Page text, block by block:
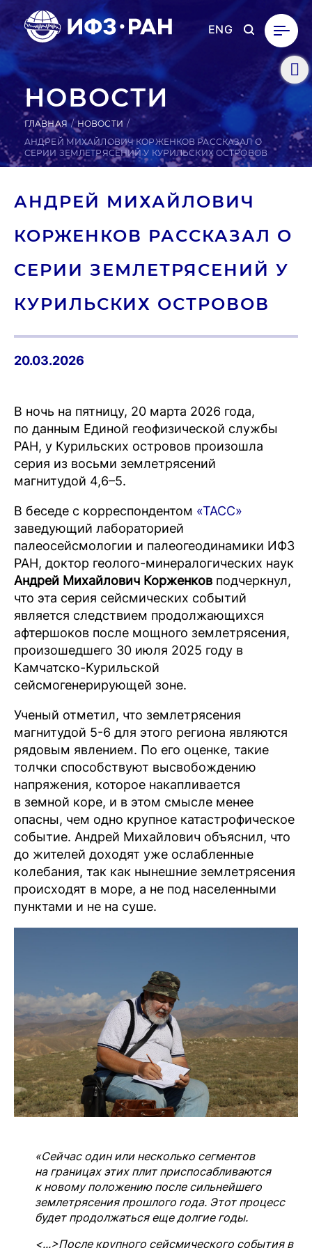
ENG
НОВОСТИ
ГЛАВНАЯ
НОВОСТИ
АНДРЕЙ МИХАЙЛОВИЧ КОРЖЕНКОВ РАССКАЗАЛ О
СЕРИИ ЗЕМЛЕТРЯСЕНИЙ У КУРИЛЬСКИХ ОСТРОВОВ
АНДРЕЙ МИ­ХАЙ­ЛО­ВИЧ
КОР­ЖЕНКОВ РАС­СКА­ЗАЛ О
СЕРИИ ЗЕМ­ЛЕТРЯ­СЕНИЙ У
КУ­РИЛЬ­СКИХ ОС­ТРО­ВОВ
20.03.2026
В ночь на пятницу, 20 марта 2026 года,
по данным Единой геофизической службы
РАН, у Курильских островов произошла
серия из восьми землетрясений
магнитудой 4,6–5.
В беседе с корреспондентом «ТАСС»
заведующий лабораторией
палеосейсмологии и палеогеодинамики ИФЗ
РАН, доктор геолого-минералогических наук
Андрей Михайлович Корженков подчеркнул,
что эта серия сейсмических событий
является следствием продолжающихся
афтершоков после мощного землетрясения,
произошедшего 30 июля 2025 году в
Камчатско-Курильской
сейсмогенерирующей зоне.
Ученый отметил, что землетрясения
магнитудой 5-6 для этого региона являются
рядовым явлением. По его оценке, такие
толчки способствуют высвобождению
напряжения, которое накапливается
в земной коре, и в этом смысле менее
опасны, чем одно крупное катастрофическое
событие. Андрей Михайлович объяснил, что
до жителей доходят уже ослабленные
колебания, так как нынешние землетрясения
происходят в море, а не под населенными
пунктами и не на суше.
«Сейчас один или несколько сегментов
на границах этих плит приспосабливаются
к новому положению после сильнейшего
землетрясения прошлого года. Этот процесс
будет продолжаться еще долгие годы.
<...>После крупного сейсмического события в